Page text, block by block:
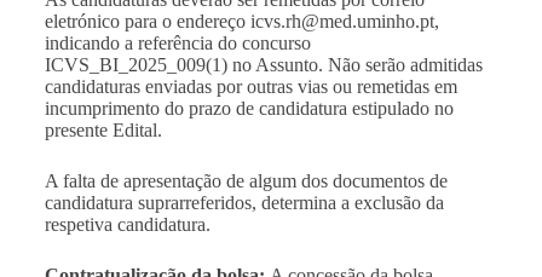
eletrónico para o endereço icvs.rh@med.uminho.pt,
indicando a referência do concurso
ICVS_BI_2025_009(1) no Assunto. Não serão admitidas
candidaturas enviadas por outras vias ou remetidas em
incumprimento do prazo de candidatura estipulado no
presente Edital.
A falta de apresentação de algum dos documentos de
candidatura suprarreferidos, determina a exclusão da
respetiva candidatura.